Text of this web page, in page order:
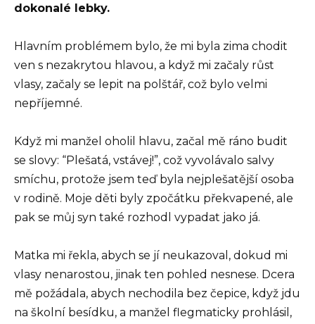
dokonalé lebky.
Hlavním problémem bylo, že mi byla zima chodit
ven s nezakrytou hlavou, a když mi začaly růst
vlasy, začaly se lepit na polštář, což bylo velmi
nepříjemné.
Když mi manžel oholil hlavu, začal mě ráno budit
se slovy: “Plešatá, vstávej!”, což vyvolávalo salvy
smíchu, protože jsem teď byla nejplešatější osoba
v rodině. Moje děti byly zpočátku překvapené, ale
pak se můj syn také rozhodl vypadat jako já.
Matka mi řekla, abych se jí neukazoval, dokud mi
vlasy nenarostou, jinak ten pohled nesnese. Dcera
mě požádala, abych nechodila bez čepice, když jdu
na školní besídku, a manžel flegmaticky prohlásil,